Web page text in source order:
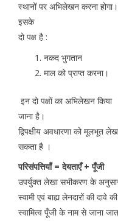
स्थानों पर अभिलेखन करना
इसके
दो पक्ष है :
नकद भुगतान
माल को प्राप्त करना।
इन दो पक्षों का अभिलेखन किया
जाना है।
द्विपक्षीय अवधारणा को मूलभूत
सकता है ।
परिसंपत्तियाँ = देयताएँ + पूँजी
उपर्युक्त लेखा सभीकरण के
स्वामी एवं बाह्य लेनदारों की दावे
स्वामित्व पूँजी के नाम से जाना